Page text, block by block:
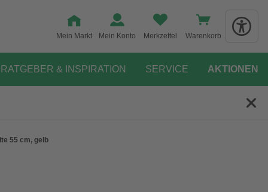
Mein Markt Mein Konto Merkzettel Warenkorb
RATGEBER & INSPIRATION SERVICE AKTIONEN
55 cm, gelb